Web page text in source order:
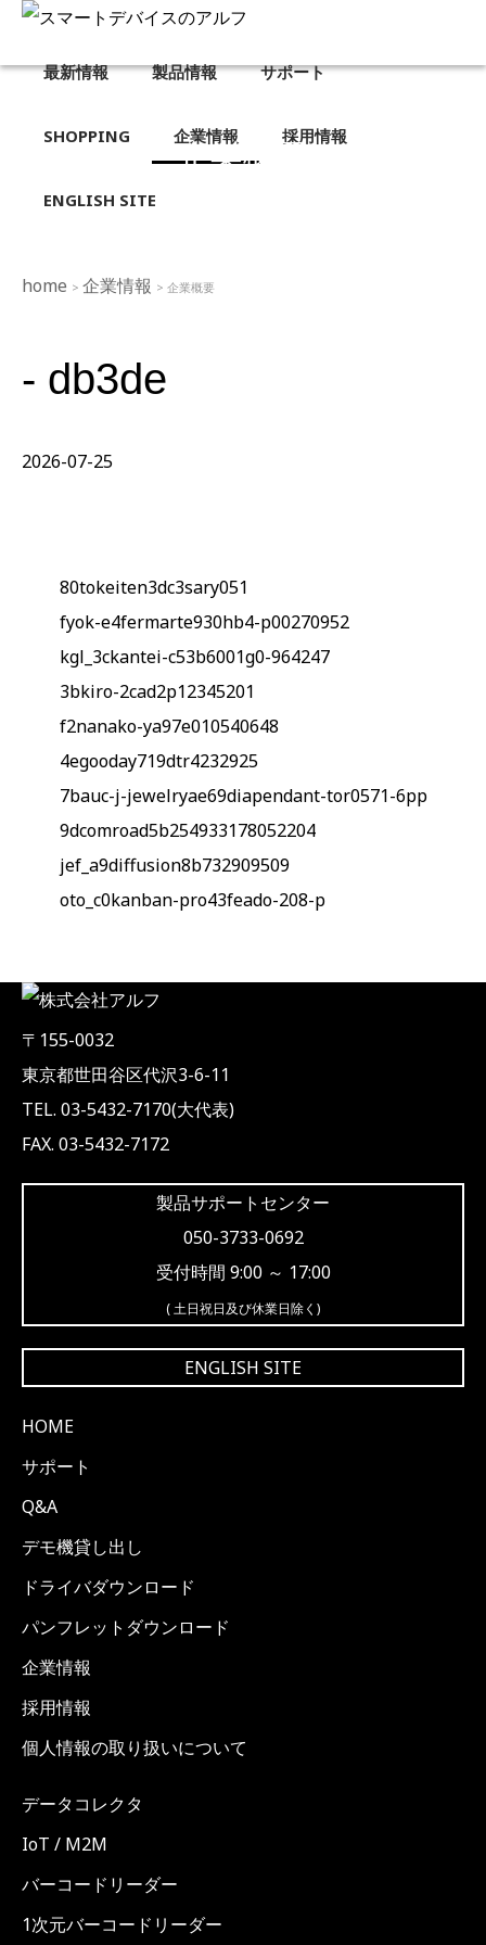
最新情報 製品情報 サポート
SHOPPING 企業情報 採用情報
ENGLISH SITE
企業概要
home > 企業情報 > 企業概要
- db3de
2026-07-25
80tokeiten3dc3sary051
fyok-e4fermarte930hb4-p00270952
kgl_3ckantei-c53b6001g0-964247
3bkiro-2cad2p12345201
f2nanako-ya97e010540648
4egooday719dtr4232925
7bauc-j-jewelryae69diapendant-tor0571-6pp
9dcomroad5b254933178052204
jef_a9diffusion8b732909509
oto_c0kanban-pro43feado-208-p
〒155-0032
東京都世田谷区代沢3-6-11
TEL. 03-5432-7170(大代表)
FAX. 03-5432-7172
製品サポートセンター
050-3733-0692
受付時間 9:00 ～ 17:00
( 土日祝日及び休業日除く)
ENGLISH SITE
HOME
サポート
Q&A
デモ機貸し出し
ドライバダウンロード
パンフレットダウンロード
企業情報
採用情報
個人情報の取り扱いについて
データコレクタ
IoT / M2M
バーコードリーダー
1次元バーコードリーダー